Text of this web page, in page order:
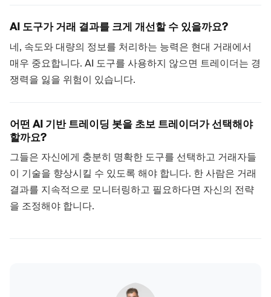
AI 도구가 거래 결과를 크게 개선할 수 있을까요?
네, 속도와 대량의 정보를 처리하는 능력은 현대 거래에서
매우 중요합니다. AI 도구를 사용하지 않으면 트레이더는 경
쟁력을 잃을 위험이 있습니다.
어떤 AI 기반 트레이딩 봇을 초보 트레이더가 선택해야
할까요?
그들은 자신에게 충분히 명확한 도구를 선택하고 거래자들
이 기술을 향상시킬 수 있도록 해야 합니다. 한 사람은 거래
결과를 지속적으로 모니터링하고 필요하다면 자신의 전략
을 조정해야 합니다.